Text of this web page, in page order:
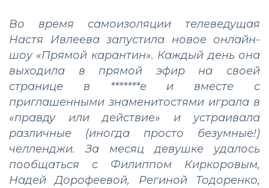
Во время самоизоляции телеведущая
Настя Ивлеева запустила новое онлайн-
шоу «Прямой карантин». Каждый день она
выходила в прямой эфир на своей
странице в *******е и вместе с
приглашенными знаменитостями играла в
«правду или действие» и устраивала
различные (иногда просто безумные!)
челленджи. За месяц девушке удалось
пообщаться с Филиппом Киркоровым,
Надей Дорофеевой, Региной Тодоренко,